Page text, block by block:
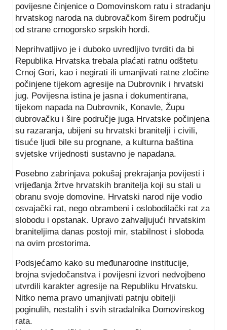
povijesne činjenice o Domovinskom ratu i stradanju
hrvatskog naroda na dubrovačkom širem području
od strane crnogorsko srpskih hordi.
Neprihvatljivo je i duboko uvredljivo tvrditi da bi
Republika Hrvatska trebala plaćati ratnu odštetu
Crnoj Gori, kao i negirati ili umanjivati ratne zločine
počinjene tijekom agresije na Dubrovnik i hrvatski
jug. Povijesna istina je jasna i dokumentirana,
tijekom napada na Dubrovnik, Konavle, Župu
dubrovačku i šire područje juga Hrvatske počinjena
su razaranja, ubijeni su hrvatski branitelji i civili,
tisuće ljudi bile su prognane, a kulturna baština
svjetske vrijednosti sustavno je napadana.
Posebno zabrinjava pokušaj prekrajanja povijesti i
vrijeđanja žrtve hrvatskih branitelja koji su stali u
obranu svoje domovine. Hrvatski narod nije vodio
osvajački rat, nego obrambeni i oslobodilački rat za
slobodu i opstanak. Upravo zahvaljujući hrvatskim
braniteljima danas postoji mir, stabilnost i sloboda
na ovim prostorima.
Podsjećamo kako su međunarodne institucije,
brojna svjedočanstva i povijesni izvori nedvojbeno
utvrdili karakter agresije na Republiku Hrvatsku.
Nitko nema pravo umanjivati patnju obitelji
poginulih, nestalih i svih stradalnika Domovinskog
rata.